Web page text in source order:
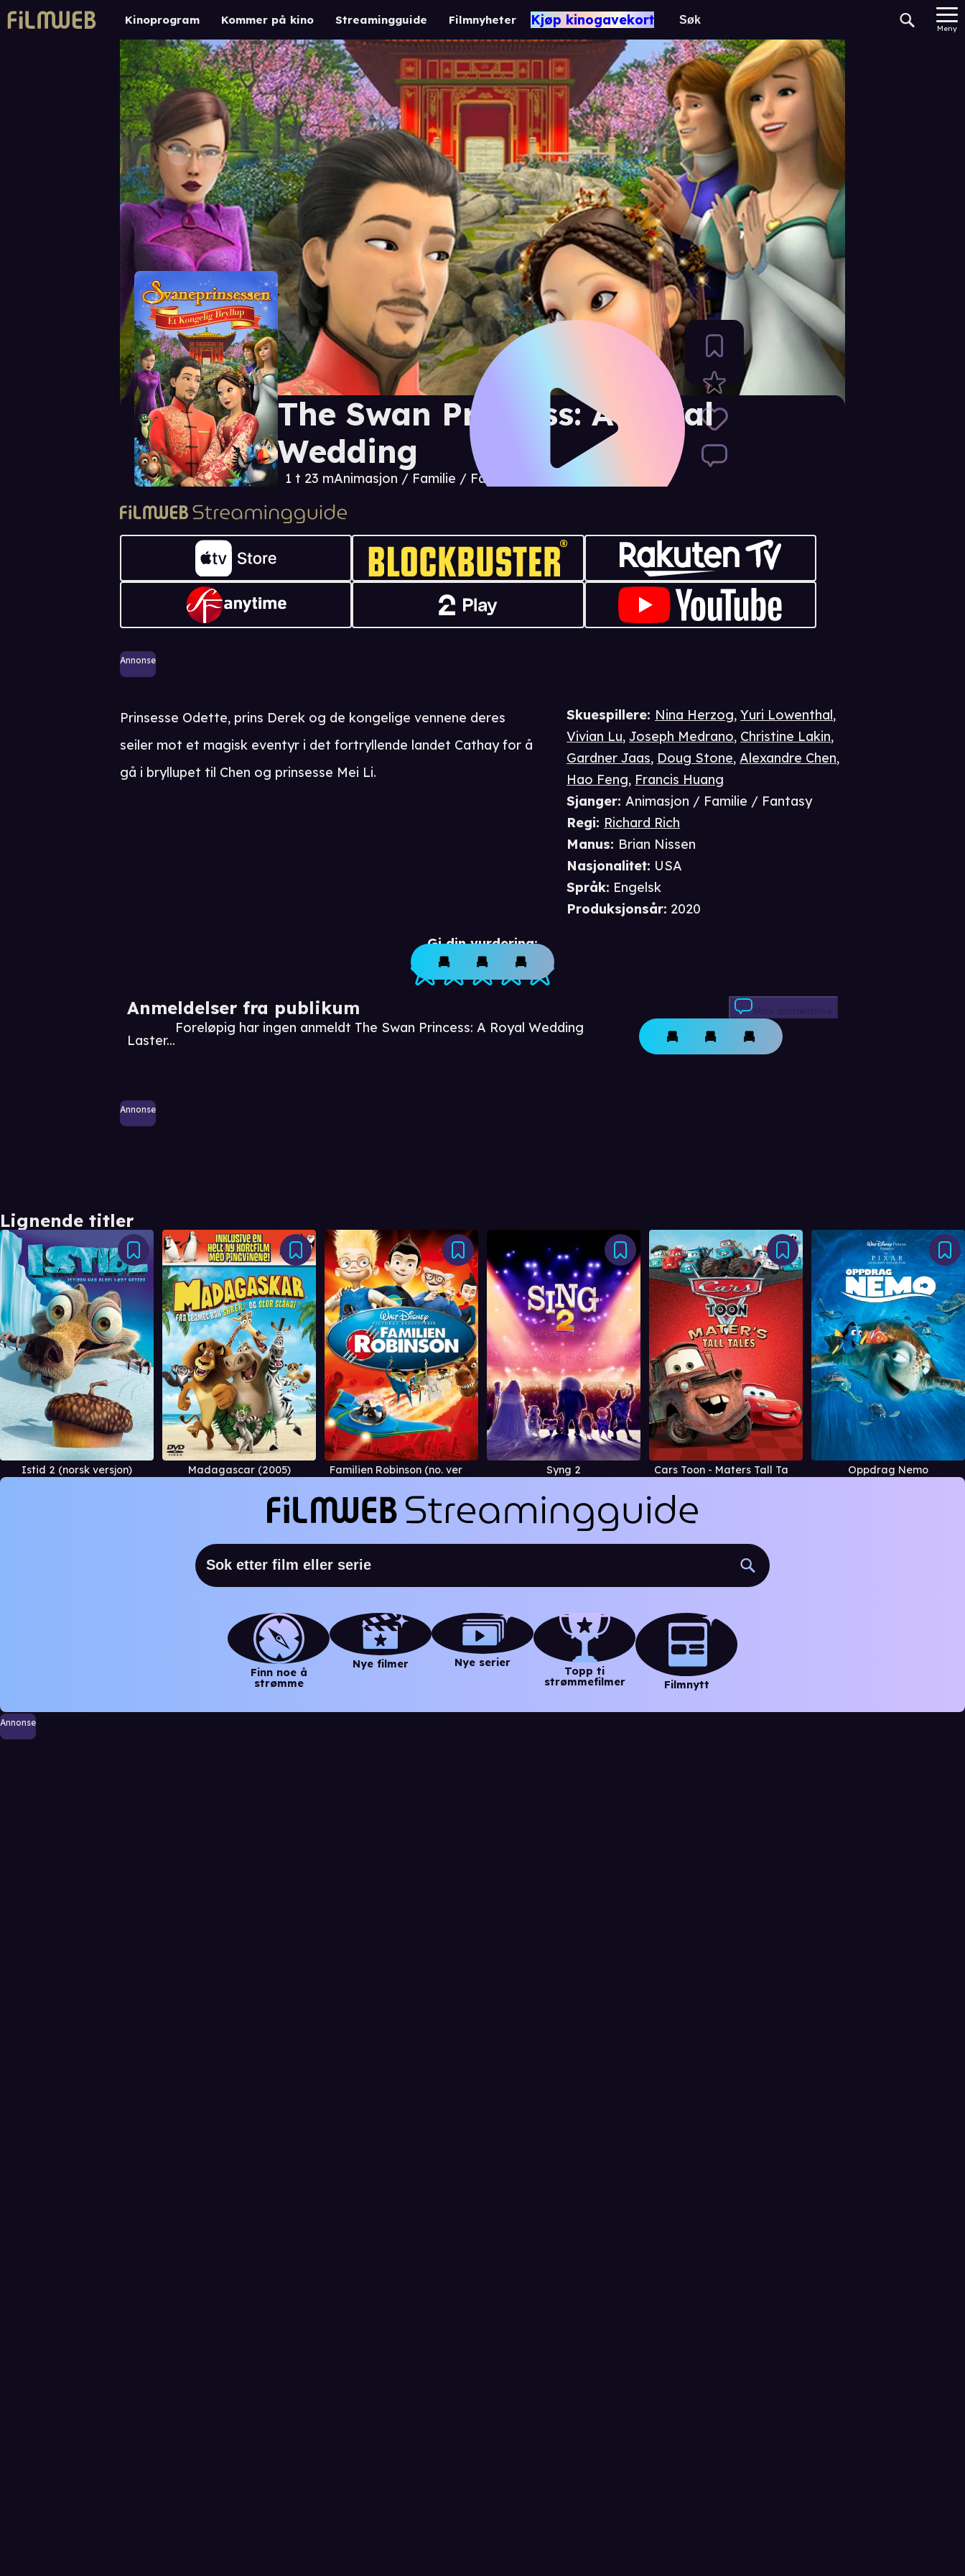
Kinoprogram Kommer på kino Streamingguide Filmnyheter Kjøp kinogavekort
Meny
The Swan Princess: A Royal
Wedding
1 t 23 mAnimasjon / Familie / Fantasy
Annonse
Gi din vurdering:
Anmeldelser fra publikum
Laster...
Foreløpig har ingen anmeldt The Swan Princess: A Royal Wedding
Skriv anmeldelse
Annonse
Skuespillere: Nina Herzog,Yuri Lowenthal,
Vivian Lu,Joseph Medrano, Christine Lakin,
Gardner Jaas, Doug Stone,Alexandre Chen,
Hao Feng, Francis Huang
Sjanger:Animasjon / Familie / Fantasy
Regi: Richard Rich
Manus: Brian Nissen
Nasjonalitet: USA
Språk: Engelsk
Produksjonsår: 2020
Prinsesse Odette, prins Derek og de kongelige vennene deres
seiler mot et magisk eventyr i det fortryllende landet Cathay for å
gå i bryllupet til Chen og prinsesse Mei Li.
Lignende titler
Istid 2 (norsk versjon) Madagascar (2005) Familien Robinson (no. versjon) Syng 2 Cars Toon - Maters Tall Tales Oppdrag Nemo
Finn noe å
strømme
Nye filmer Nye serier
Topp ti
strømmefilmer
Filmnytt
Annonse